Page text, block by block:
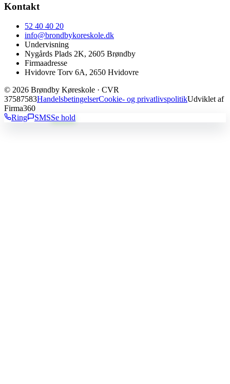
Kontakt
52 40 40 20
info@brondbykoreskole.dk
Undervisning
Nygårds Plads 2K, 2605 Brøndby
Firmaadresse
Hvidovre Torv 6A, 2650 Hvidovre
© 2026 Brøndby Køreskole · CVR
37587583HandelsbetingelserCookie- og privatlivspolitikUdviklet af
Firma360
Ring
SMSSe hold